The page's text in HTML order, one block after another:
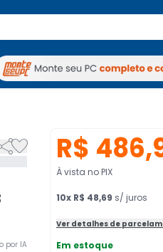
Computadores
Periféricos TV

por IA
R$
À vista no PIX
10x R$ 48,69 s/ juros
Ver detalhes de
Em estoque